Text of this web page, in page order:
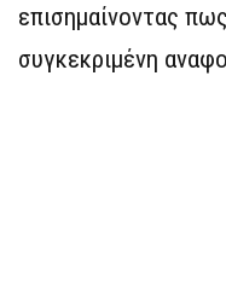
επισημαίνοντας
συγκεκριμένη